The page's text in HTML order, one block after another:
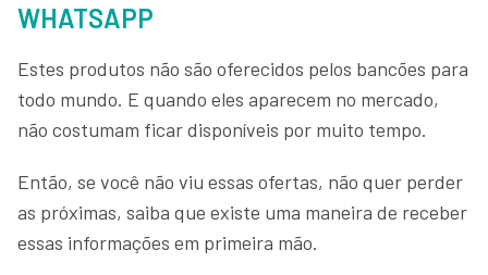
WHATSAPP
Estes produtos não são oferecidos pelos bancões para
todo mundo. E quando eles aparecem no mercado,
não costumam ficar disponíveis por muito tempo.
Então, se você não viu essas ofertas, não quer perder
as próximas, saiba que existe uma maneira de receber
essas informações em primeira mão.